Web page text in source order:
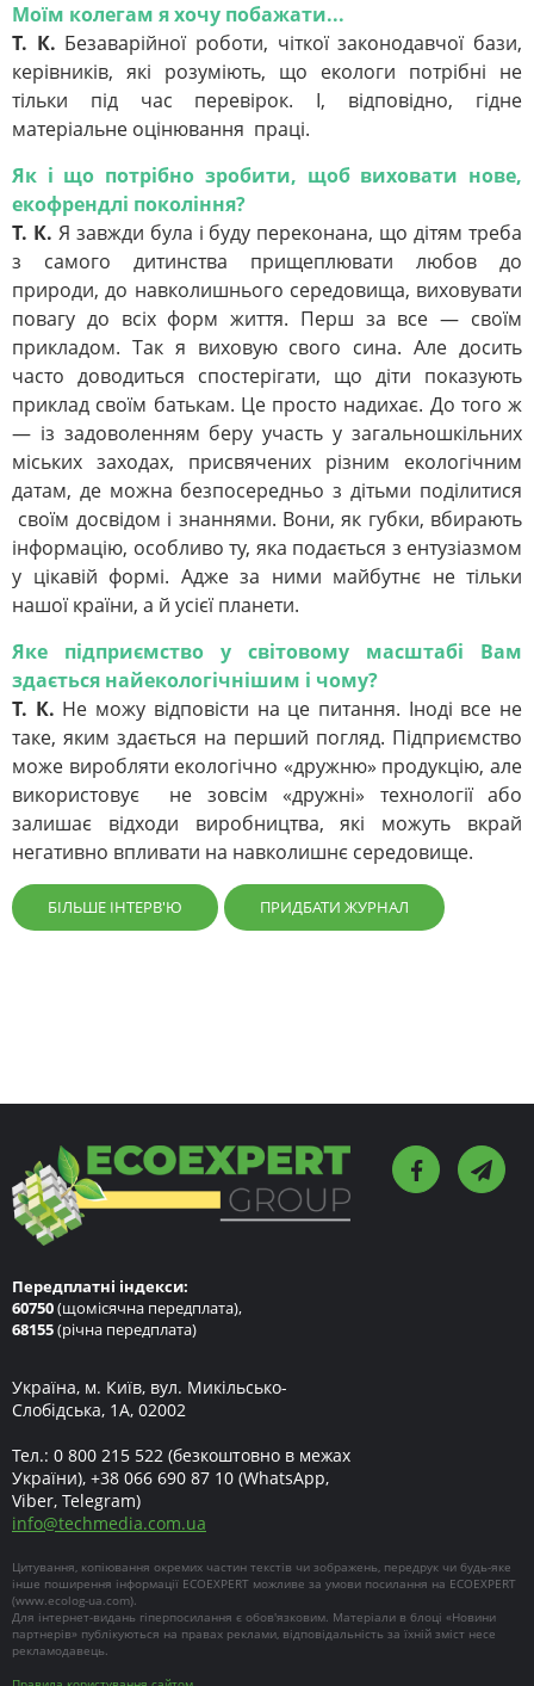
Моїм колегам я хочу побажати...
Т. К. Безаварійної роботи, чіткої законодавчої бази,
керівників, які розуміють, що екологи потрібні не
тільки під час перевірок. І, відповідно, гідне
матеріальне оцінювання праці.
Як і що потрібно зробити, щоб виховати нове,
екофрендлі покоління?
Т. К. Я завжди була і буду переконана, що дітям треба
з самого дитинства прищеплювати любов до
природи, до навколишнього середовища, виховувати
повагу до всіх форм життя. Перш за все — своїм
прикладом. Так я виховую свого сина. Але досить
часто доводиться спостерігати, що діти показують
приклад своїм батькам. Це просто надихає. До того ж
— із задоволенням беру участь у загальношкільних
міських заходах, присвячених різним екологічним
датам, де можна безпосередньо з дітьми поділитися
своїм досвідом і знаннями. Вони, як губки, вбирають
інформацію, особливо ту, яка подається з ентузіазмом
у цікавій формі. Адже за ними майбутнє не тільки
нашої країни, а й усієї планети.
Яке підприємство у світовому масштабі Вам
здається найекологічнішим і чому?
Т. К. Не можу відповісти на це питання. Іноді все не
таке, яким здається на перший погляд. Підприємство
може виробляти екологічно «дружню» продукцію, але
використовує не зовсім «дружні» технології або
залишає відходи виробництва, які можуть вкрай
негативно впливати на навколишнє середовище.
БІЛЬШЕ ІНТЕРВ'Ю ПРИДБАТИ ЖУРНАЛ
Передплатні індекси:
60750(щомісячна передплата),
68155(річна передплата)
Україна, м. Київ, вул. Микільсько-
Слобідська, 1А, 02002
Тел.: 0 800 215 522 (безкоштовно в межах
України), +38 066 690 87 10 (WhatsApp,
Viber, Telegram)
info@techmedia.com.ua
Цитування, копіювання окремих частин текстів чи зображень, передрук чи будь-яке
інше поширення інформації ECOEXPERT можливе за умови посилання на ECOEXPERT
(www.ecolog-ua.com).
Для інтернет-видань гіперпосилання є обов'язковим. Матеріали в блоці «Новини
партнерів» публікуються на правах реклами, відповідальність за їхній зміст несе
рекламодавець.